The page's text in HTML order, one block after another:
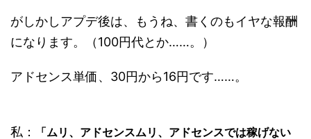
がしかしアプデ後は、もうね、書くのもイヤな報酬
になります。（100円代とか……。）
アドセンス単価、30円から16円です……。
私： 「ムリ、アドセンスムリ、アドセンスでは稼げない